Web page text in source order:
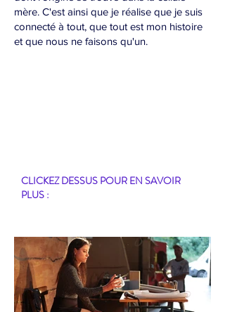
mère. C'est ainsi que je réalise que je suis
connecté à tout, que tout est mon histoire
et que nous ne faisons qu'un.
CLICKEZ DESSUS POUR EN SAVOIR
PLUS :